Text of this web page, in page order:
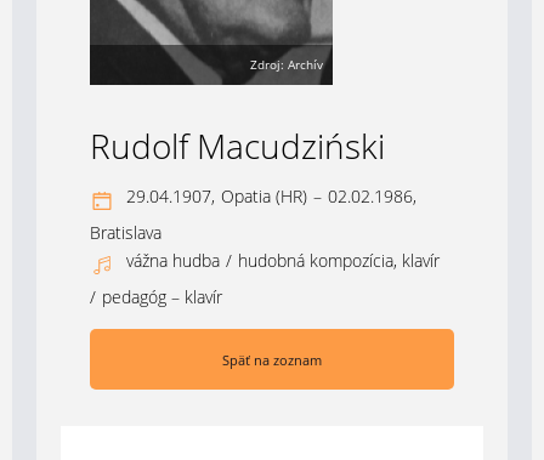
Zdroj: Archív
Rudolf Macudziński
29.04.1907, Opatia (HR) – 02.02.1986,
Bratislava
vážna hudba / hudobná kompozícia, klavír
/ pedagóg – klavír
Späť na zoznam